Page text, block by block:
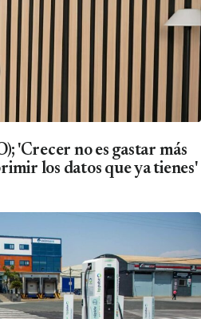
'Crecer no es gastar más
los datos que ya tienes'